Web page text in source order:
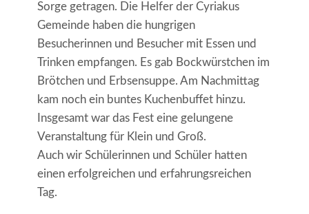
Sorge getragen. Die Helfer der Cyriakus
Gemeinde haben die hungrigen
Besucherinnen und Besucher mit Essen und
Trinken empfangen. Es gab Bockwürstchen im
Brötchen und Erbsensuppe. Am Nachmittag
kam noch ein buntes Kuchenbuffet hinzu.
Insgesamt war das Fest eine gelungene
Veranstaltung für Klein und Groß.
Auch wir Schülerinnen und Schüler hatten
einen erfolgreichen und erfahrungsreichen
Tag.